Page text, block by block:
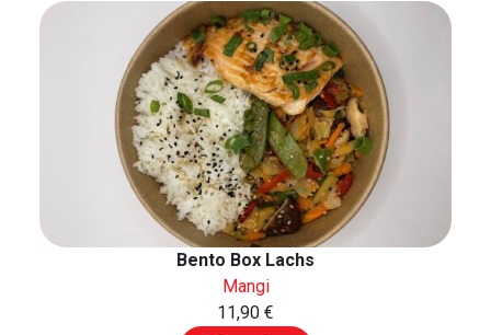
Bento Box Lachs
Mangi
11,90 €